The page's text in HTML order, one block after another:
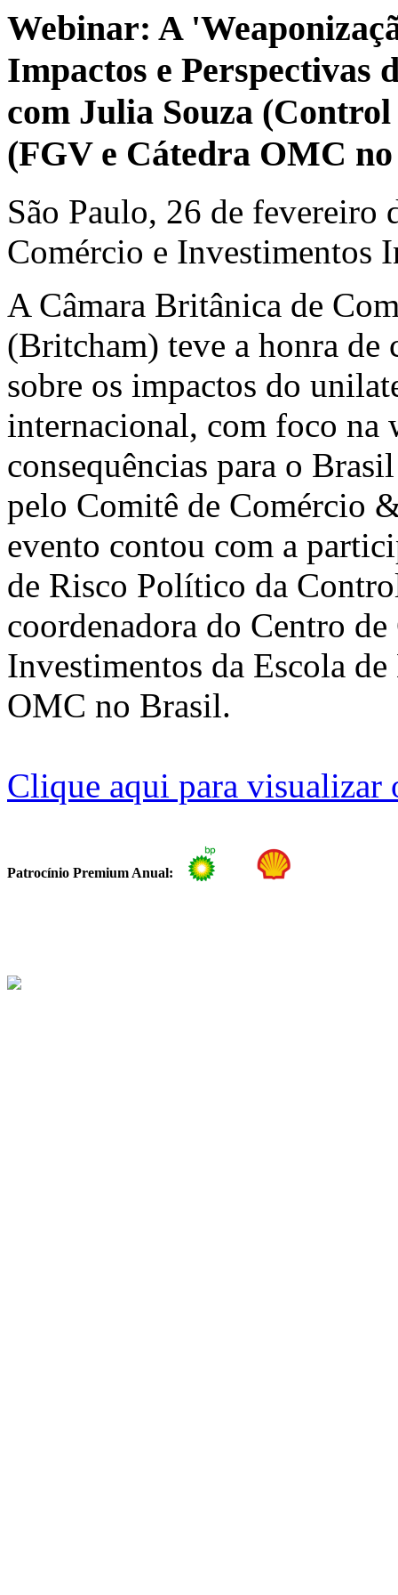
Webinar: A
Impactos e Perspectivas
com Julia Souza
(FGV e Cátedra OMC
São Paulo, 26 de fevereiro
Comércio e Investimentos
A Câmara Britânica de
(Britcham) teve a honra de
sobre os impactos do
internacional, com foco na
consequências para o
pelo Comitê de Comércio
evento contou com a
de Risco Político da
coordenadora do Centro
Investimentos da Escola
OMC no Brasil.
Clique aqui para visualizar
Patrocínio Premium Anual: